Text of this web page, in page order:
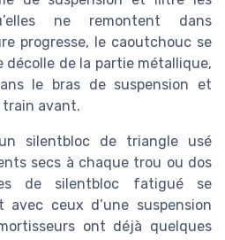
ne remontent dans
progresse, le caoutchouc se
décolle de la partie métallique,
le bras de suspension et
train avant.
silentbloc de triangle usé
secs à chaque trou ou dos
de silentbloc fatigué se
ceux d’une suspension
ont déjà quelques